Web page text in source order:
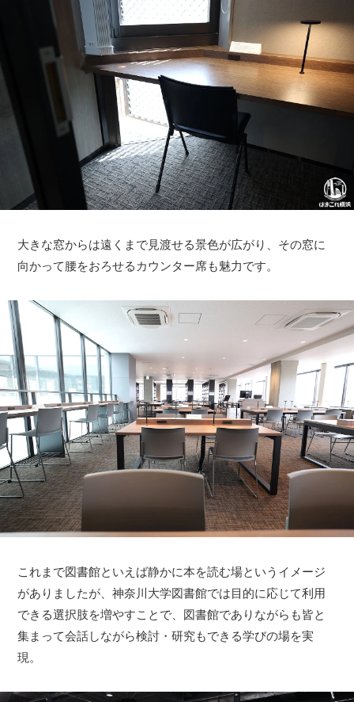
大きな窓からは遠くまで見渡せる景色が広がり、その窓に
向かって腰をおろせるカウンター席も魅力です。
これまで図書館といえば静かに本を読む場というイメージ
がありましたが、神奈川大学図書館では目的に応じて利用
できる選択肢を増やすことで、図書館でありながらも皆と
集まって会話しながら検討・研究もできる学びの場を実
現。